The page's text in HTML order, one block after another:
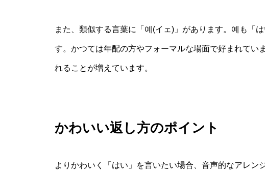
また、類似する言葉に「예(イェ)」があります。예も「
す。かつては年配の方やフォーマルな場面で好まれてい
れることが増えています。
かわいい返し方のポイント
よりかわいく「はい」を言いたい場合、音声的なアレン